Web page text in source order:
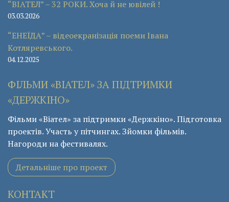
“ВІАТЕЛ” – 32 РОКИ. Хоча й не ювілей !
03.03.2026
“ЕНЕЇДА” – відеоекранізація поеми Івана
Котляревського.
04.12.2025
ФІЛЬМИ «ВІАТЕЛ» ЗА ПІДТРИМКИ
«ДЕРЖКІНО»
Фільми «Віател» за підтримки «Держкіно». Підготовка
проектів. Участь у пітчингах. Зйомки фільмів.
Нагороди на фестивалях.
Детальніше про проект
КОНТАКТ